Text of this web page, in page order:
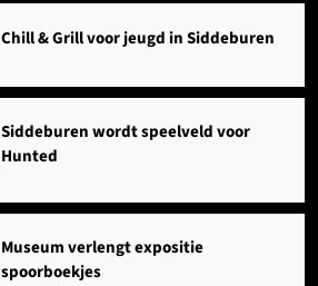
Chill & Grill voor jeugd in Siddeburen
Siddeburen wordt speelveld voor
Hunted
Museum verlengt expositie
spoorboekjes